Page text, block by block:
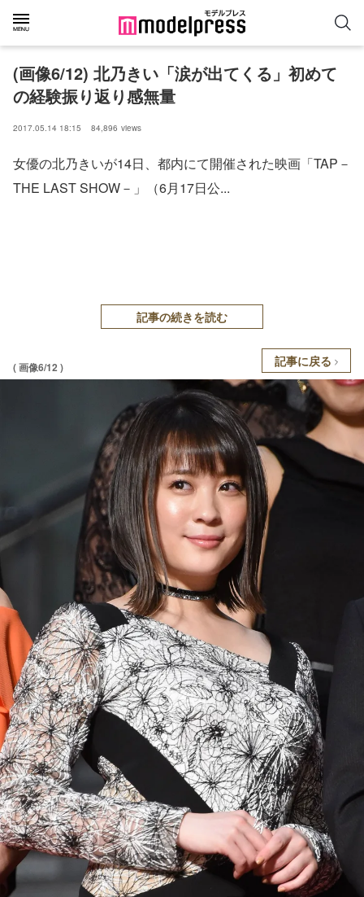
(画像6/12) 北乃きい「涙が出てくる」初めて
の経験振り返り感無量
2017.05.14 18:15 84,896 views
女優の北乃きいが14日、都内にて開催された映画「TAP－
THE LAST SHOW－」（6月17日公...
記事の続きを読む
( 画像6/12 ) 記事に戻る